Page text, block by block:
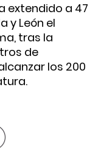
extendido a 47
y León el
tras la
de
los 200